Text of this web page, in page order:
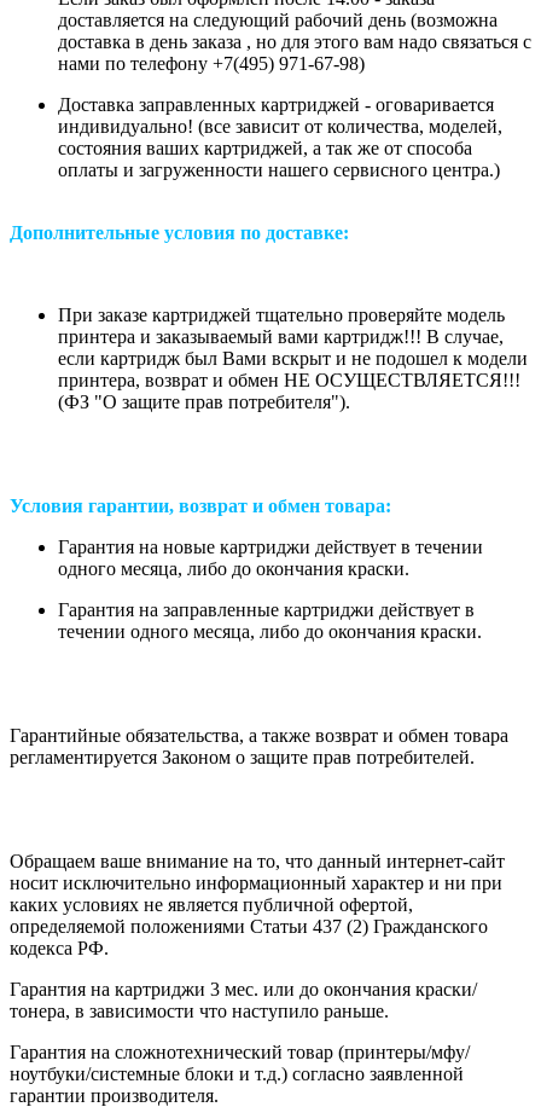
доставляется на следующий рабочий день (возможна
доставка в день заказа , но для этого вам надо связаться с
нами по телефону +7(495) 971-67-98)
Доставка заправленных картриджей - оговаривается
индивидуально! (все зависит от количества, моделей,
состояния ваших картриджей, а так же от способа
оплаты и загруженности нашего сервисного центра.)
Дополнительные условия по доставке:
При заказе картриджей тщательно проверяйте модель
принтера и заказываемый вами картридж!!! В случае,
если картридж был Вами вскрыт и не подошел к модели
принтера, возврат и обмен НЕ ОСУЩЕСТВЛЯЕТСЯ!!!
(ФЗ "О защите прав потребителя").
Условия гарантии, возврат и обмен товара:
Гарантия на новые картриджи действует в течении
одного месяца, либо до окончания краски.
Гарантия на заправленные картриджи действует в
течении одного месяца, либо до окончания краски.
Гарантийные обязательства, а также возврат и обмен товара
регламентируется Законом о защите прав потребителей.
Обращаем ваше внимание на то, что данный интернет-сайт
носит исключительно информационный характер и ни при
каких условиях не является публичной офертой,
определяемой положениями Статьи 437 (2) Гражданского
кодекса РФ.
Гарантия на картриджи 3 мес. или до окончания краски/
тонера, в зависимости что наступило раньше.
Гарантия на сложнотехнический товар (принтеры/мфу/
ноутбуки/системные блоки и т.д.) согласно заявленной
гарантии производителя.